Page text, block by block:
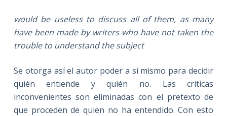
would be useless to discuss all of them, as many
have been made by writers who have not taken the
trouble to understand the subject
Se otorga así el autor poder a sí mismo para decidir
quién entiende y quién no. Las críticas
inconvenientes son eliminadas con el pretexto de
que proceden de quien no ha entendido. Con esto